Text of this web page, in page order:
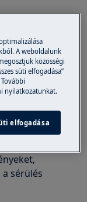
sérülés
A weboldalunk
közösségi
süti elfogadása”
nyilatkozatunkat.
elfogadása